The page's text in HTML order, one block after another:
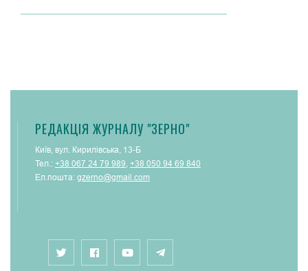
РЕДАКЦІЯ ЖУРНАЛУ "ЗЕРНО"
Київ, вул. Кирилівська, 13-Б
Тел.: +38 067 24 79 989, +38 050 94 69 840
Ел.пошта: gzerno@gmail.com